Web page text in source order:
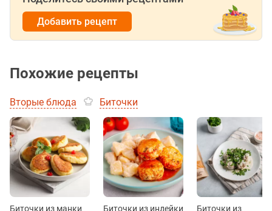
Добавить рецепт
Похожие рецепты
Вторые блюда Биточки
Биточки из манки
Биточки из индейки
Биточки из